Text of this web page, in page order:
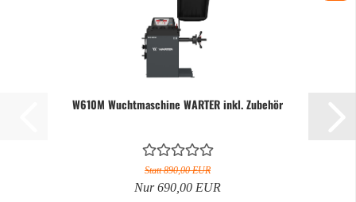
W610M Wuchtmaschine WARTER inkl. Zubehör
Statt 890,00 EUR
Nur 690,00 EUR